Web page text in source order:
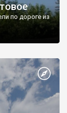
по дороге из